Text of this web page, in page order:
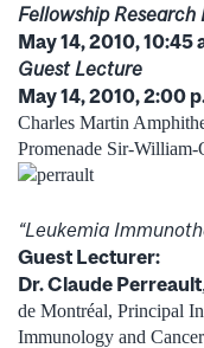
Fellowship Research
May 14, 2010, 10:45
Guest Lecture
May 14, 2010, 2:00
Charles Martin
Promenade Sir-
“Leukemia
Guest Lecturer:
Dr. Claude Perreault
de Montréal, Principal
Immunology and Cancer